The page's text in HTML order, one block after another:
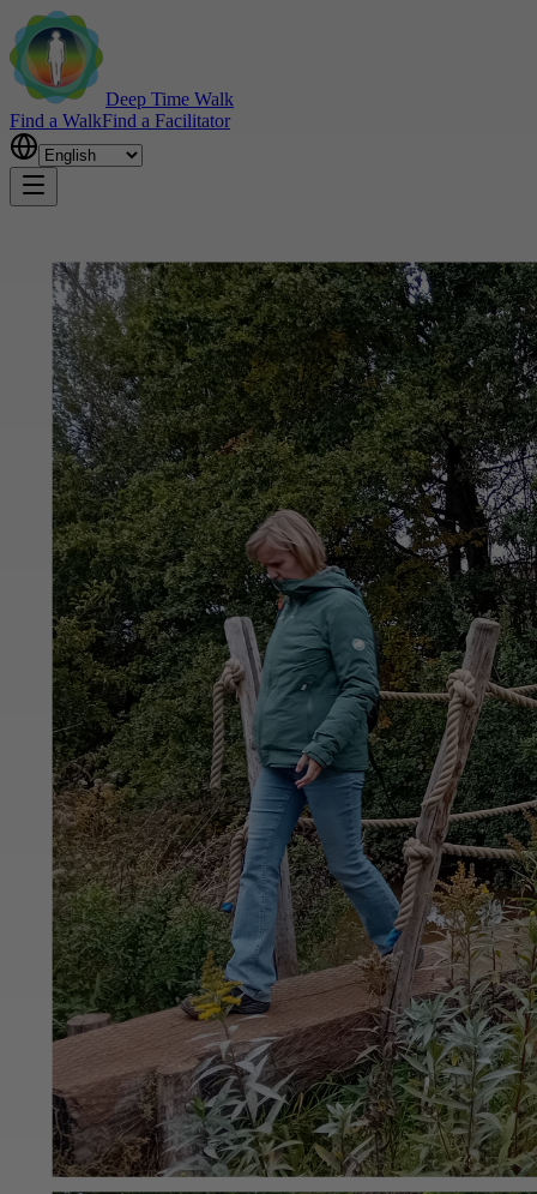
Deep Time Walk
Find a WalkFind a Facilitator